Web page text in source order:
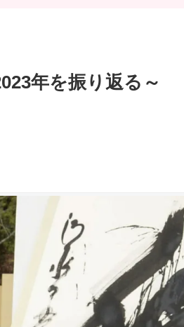
年を振り返る～